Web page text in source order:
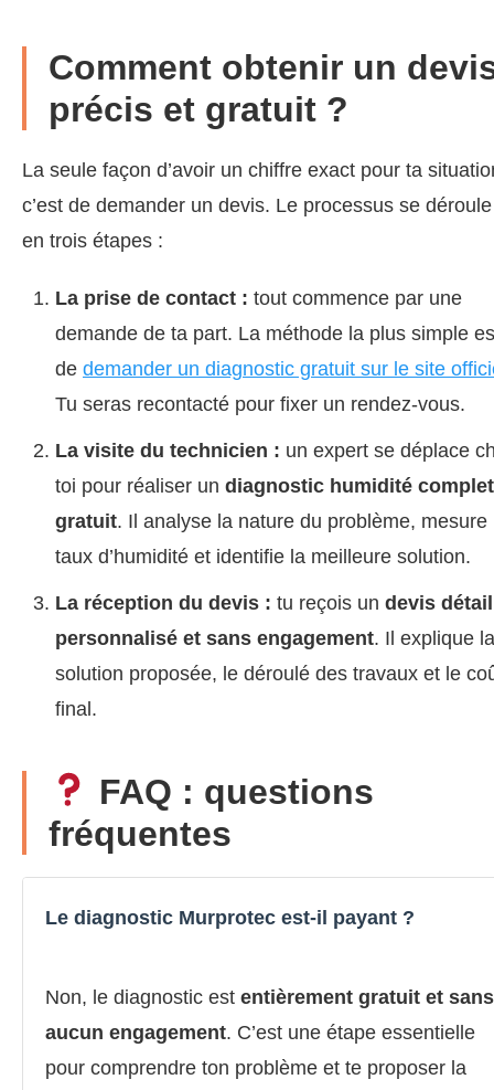
Comment obtenir un
précis et gratuit ?
La seule façon d’avoir un chiffre exact pour ta
c’est de demander un devis. Le processus se déroule
en trois étapes :
La prise de contact : tout commence par une
demande de ta part. La méthode la plus simple
de demander un diagnostic gratuit sur le site
Tu seras recontacté pour fixer un rendez-vous.
La visite du technicien : un expert se déplace
toi pour réaliser un diagnostic humidité
gratuit. Il analyse la nature du problème, mesure
taux d’humidité et identifie la meilleure solution.
La réception du devis : tu reçois un devis
personnalisé et sans engagement. Il explique la
solution proposée, le déroulé des travaux et le
final.
FAQ : questions
fréquentes
Le diagnostic Murprotec est-il payant ?
Non, le diagnostic est entièrement gratuit et sans
aucun engagement. C’est une étape essentielle
pour comprendre ton problème et te proposer la